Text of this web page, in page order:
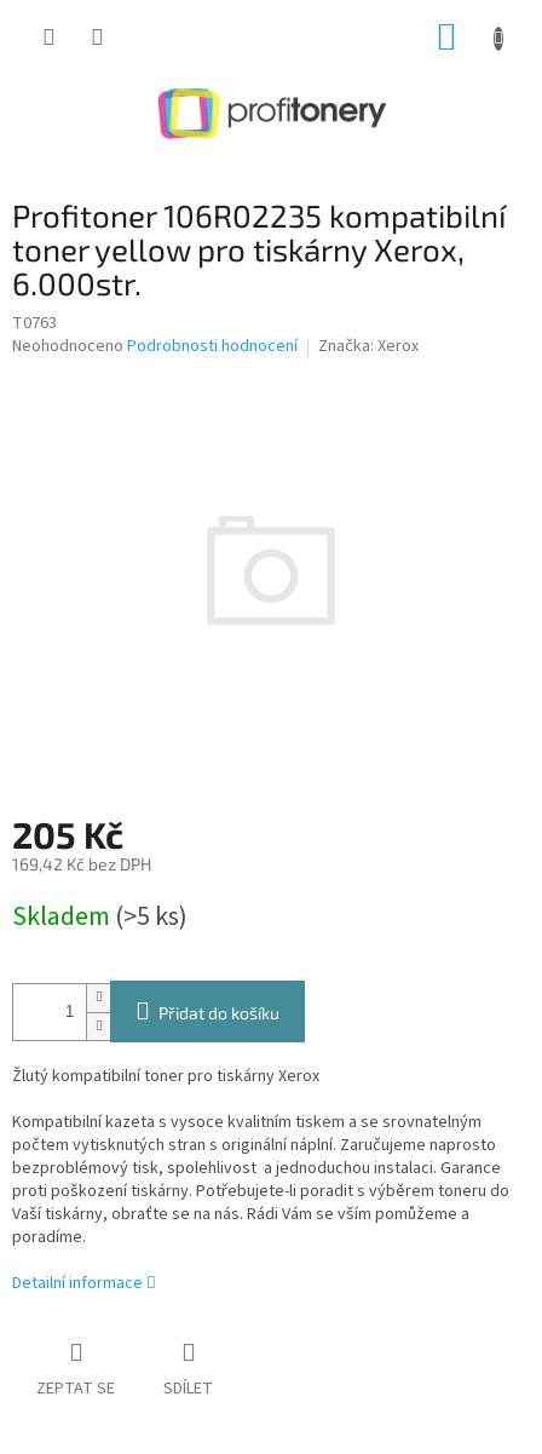
Profitoner 106R02235 kompatibilní
toner yellow pro tiskárny Xerox,
6.000str.
T0763
Průměrné
Neohodnoceno Podrobnosti hodnocení Značka: Xerox
205 Kč
169,42 Kč bez DPH
cena:
Skladem (>5 ks)
Přidat do košíku
Žlutý kompatibilní toner pro tiskárny Xerox
Kompatibilní kazeta s vysoce kvalitním tiskem a se srovnatelným
počtem vytisknutých stran s originální náplní. Zaručujeme naprosto
bezproblémový tisk, spolehlivost a jednoduchou instalaci. Garance
proti poškození tiskárny. Potřebujete-li poradit s výběrem toneru do
Vaší tiskárny, obraťte se na nás. Rádi Vám se vším pomůžeme a
poradíme.
Detailní informace
ZEPTAT SE SDÍLET